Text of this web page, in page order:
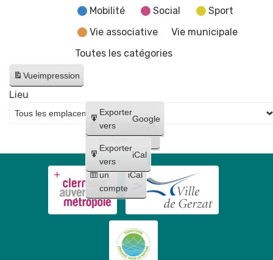
Mobilité
Social
Sport
Vie associative
Vie municipale
Toutes les catégories
Vueimpression
Créer
un
compte
Google
Créer
un
compte
iCal
Exporter
vers
Google
Exporter
vers
iCal
Lieu